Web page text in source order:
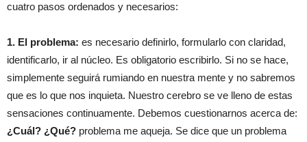
cuatro pasos ordenados y necesarios:
1. El problema: es necesario definirlo, formularlo con claridad,
identificarlo, ir al núcleo. Es obligatorio escribirlo. Si no se hace,
simplemente seguirá rumiando en nuestra mente y no sabremos
que es lo que nos inquieta. Nuestro cerebro se ve lleno de estas
sensaciones continuamente. Debemos cuestionarnos acerca de:
¿Cuál? ¿Qué? problema me aqueja. Se dice que un problema